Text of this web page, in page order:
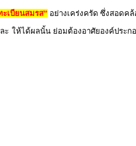
เบียนสมรส” อย่างเคร่งครัด ซึ่งสอดค
ให้ได้ผลนั้น ย่อมต้องอาศัยองค์ประก